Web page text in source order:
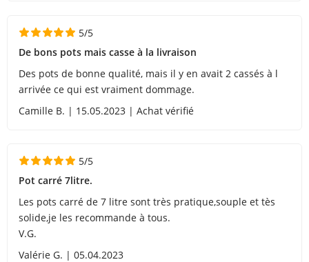
5/5
De bons pots mais casse à la livraison
Des pots de bonne qualité, mais il y en avait 2 cassés à l
arrivée ce qui est vraiment dommage.
Camille B. | 15.05.2023 | Achat vérifié
5/5
Pot carré 7litre.
Les pots carré de 7 litre sont très pratique,souple et tès
solide,je les recommande à tous.
V.G.
Valérie G. | 05.04.2023